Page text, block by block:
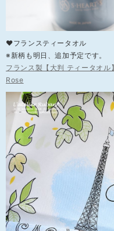
❤フランスティータオル
※新柄も明日、追加予定です。
フランス製【大判 ティータオ
Rose